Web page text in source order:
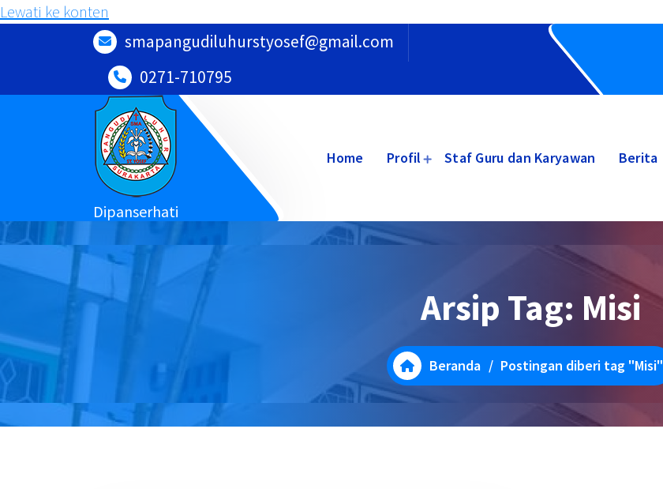
Lewati ke konten
smapangudiluhurstyosef@gmail.com
0271-710795
Dipanserhati
Home Profil Staf Guru dan Karyawan Berita
Arsip Tag: Misi
Beranda / Postingan diberi tag "Misi"